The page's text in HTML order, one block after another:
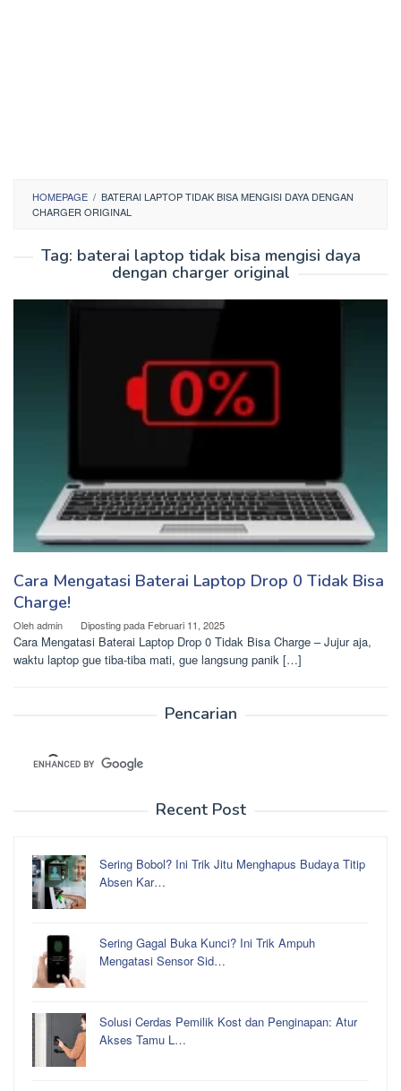
HOMEPAGE / BATERAI LAPTOP TIDAK BISA MENGISI DAYA DENGAN
CHARGER ORIGINAL
Tag: baterai laptop tidak bisa mengisi daya
dengan charger original
Cara Mengatasi Baterai Laptop Drop 0 Tidak Bisa
Charge!
Olehadmin Diposting pada Februari 11, 2025
Cara Mengatasi Baterai Laptop Drop 0 Tidak Bisa Charge – Jujur aja,
waktu laptop gue tiba-tiba mati, gue langsung panik […]
Pencarian
Recent Post
Sering Bobol? Ini Trik Jitu Menghapus Budaya Titip
Absen Kar…
Sering Gagal Buka Kunci? Ini Trik Ampuh
Mengatasi Sensor Sid…
Solusi Cerdas Pemilik Kost dan Penginapan: Atur
Akses Tamu L…